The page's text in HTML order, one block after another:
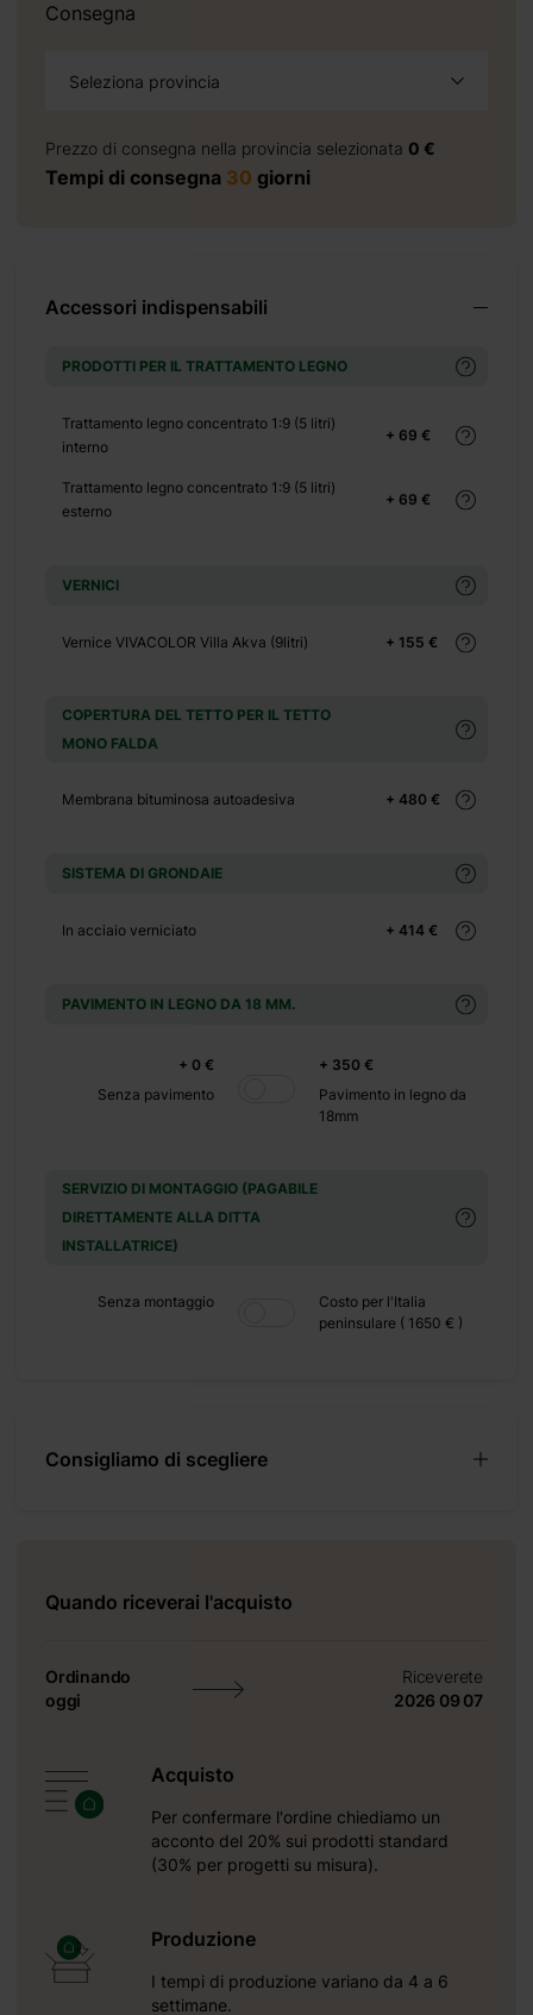
Consegna
Seleziona provincia
Prezzo di consegna nella provincia selezionata 0 €
Tempi di consegna 30 giorni
Accessori indispensabili
PRODOTTI PER IL TRATTAMENTO LEGNO
+ 69 €
Trattamento legno concentrato 1:9 (5 litri)
interno
+ 69 €
Trattamento legno concentrato 1:9 (5 litri)
esterno
VERNICI
+ 155 €
Vernice VIVACOLOR Villa Akva (9litri)
COPERTURA DEL TETTO PER IL TETTO
MONO FALDA
+ 480 €
Membrana bituminosa autoadesiva
SISTEMA DI GRONDAIE
+ 414 €
In acciaio verniciato
PAVIMENTO IN LEGNO DA 18 MM.
+ 0 €
Senza pavimento
+ 350 €
Pavimento in legno da
18mm
SERVIZIO DI MONTAGGIO (PAGABILE
DIRETTAMENTE ALLA DITTA
INSTALLATRICE)
Senza montaggio
Costo per l'Italia
peninsulare ( 1650 € )
Consigliamo di scegliere
Quando riceverai l'acquisto
Ordinando
oggi
Riceverete
2026 09 07
Acquisto
Per confermare l'ordine chiediamo un
acconto del 20% sui prodotti standard
(30% per progetti su misura).
Produzione
I tempi di produzione variano da 4 a 6
settimane.
+ 0 €
+ 0 €
+ 500 €
+ 0 €
+ 480 €
che si